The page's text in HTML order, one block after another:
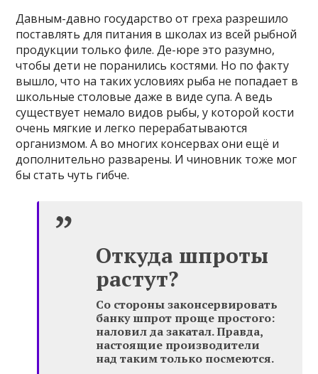
Давным-давно государство от греха разрешило
поставлять для питания в школах из всей рыбной
продукции только филе. Де-юре это разумно,
чтобы дети не поранились костями. Но по факту
вышло, что на таких условиях рыба не попадает в
школьные столовые даже в виде супа. А ведь
существует немало видов рыбы, у которой кости
очень мягкие и легко перерабатываются
организмом. А во многих консервах они ещё и
дополнительно разварены. И чиновник тоже мог
бы стать чуть гибче.
Откуда шпроты
растут?
Со стороны законсервировать
банку шпрот проще простого:
наловил да закатал. Правда,
настоящие производители
над таким только посмеются.